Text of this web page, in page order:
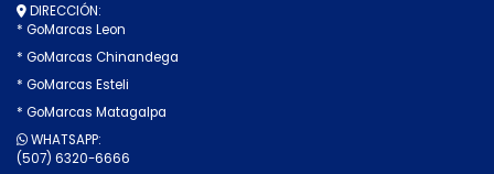
DIRECCIÓN:
* GoMarcas Leon
* GoMarcas Chinandega
* GoMarcas Esteli
* GoMarcas Matagalpa
WHATSAPP:
(507) 6320-6666